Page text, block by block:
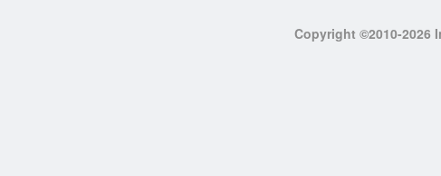
Copyright ©2010-2026